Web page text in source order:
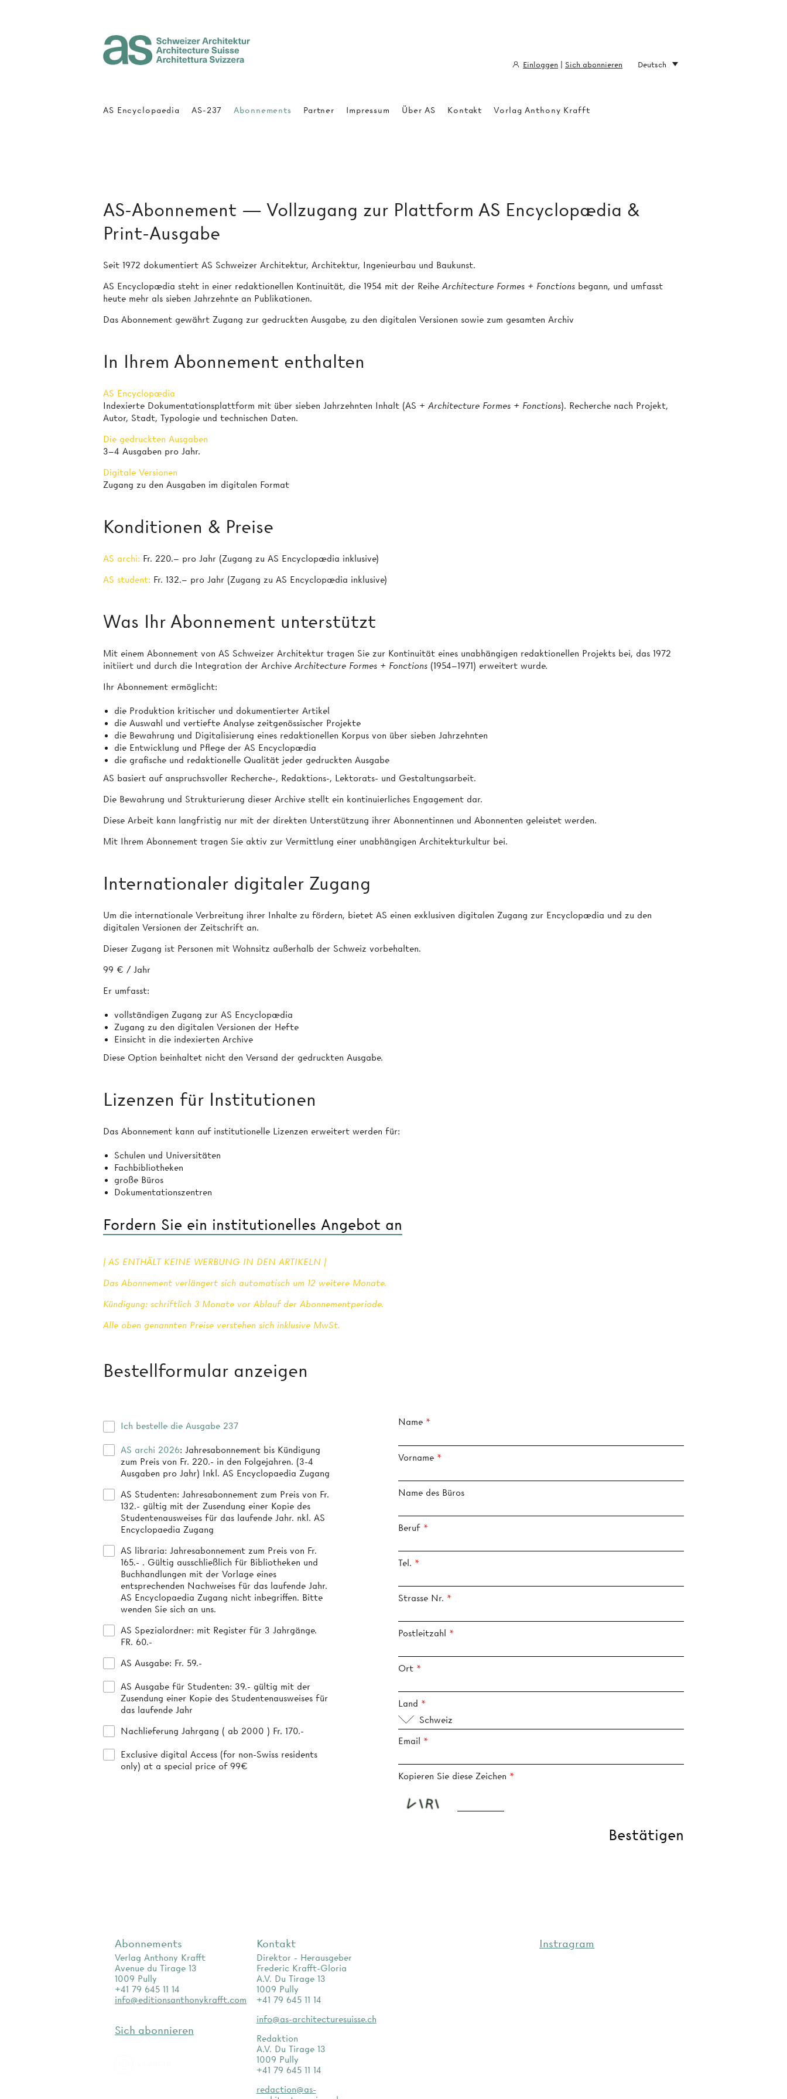
AS-Abonnement — Vollzugang zur Plattform AS Encyclopædia &
Print-Ausgabe
Seit 1972 dokumentiert AS Schweizer Architektur, Architektur, Ingenieurbau und Baukunst.
AS Encyclopædia steht in einer redaktionellen Kontinuität, die 1954 mit der Reihe Architecture Formes + Fonctions begann, und umfasst
heute mehr als sieben Jahrzehnte an Publikationen.
Das Abonnement gewährt Zugang zur gedruckten Ausgabe, zu den digitalen Versionen sowie zum gesamten Archiv
In Ihrem Abonnement enthalten
AS Encyclopædia
Indexierte Dokumentationsplattform mit über sieben Jahrzehnten Inhalt (AS + Architecture Formes + Fonctions). Recherche nach Projekt,
Autor, Stadt, Typologie und technischen Daten.
Die gedruckten Ausgaben
3–4 Ausgaben pro Jahr.
Digitale Versionen
Zugang zu den Ausgaben im digitalen Format
Konditionen & Preise
AS archi: Fr. 220.– pro Jahr (Zugang zu AS Encyclopædia inklusive)
AS student: Fr. 132.– pro Jahr (Zugang zu AS Encyclopædia inklusive)
Was Ihr Abonnement unterstützt
Mit einem Abonnement von AS Schweizer Architektur tragen Sie zur Kontinuität eines unabhängigen redaktionellen Projekts bei, das 1972
initiiert und durch die Integration der Archive Architecture Formes + Fonctions (1954–1971) erweitert wurde.
Ihr Abonnement ermöglicht:
die Produktion kritischer und dokumentierter Artikel
die Auswahl und vertiefte Analyse zeitgenössischer Projekte
die Bewahrung und Digitalisierung eines redaktionellen Korpus von über sieben Jahrzehnten
die Entwicklung und Pflege der AS Encyclopædia
die grafische und redaktionelle Qualität jeder gedruckten Ausgabe
AS basiert auf anspruchsvoller Recherche-, Redaktions-, Lektorats- und Gestaltungsarbeit.
Die Bewahrung und Strukturierung dieser Archive stellt ein kontinuierliches Engagement dar.
Diese Arbeit kann langfristig nur mit der direkten Unterstützung ihrer Abonnentinnen und Abonnenten geleistet werden.
Mit Ihrem Abonnement tragen Sie aktiv zur Vermittlung einer unabhängigen Architekturkultur bei.
Internationaler digitaler Zugang
Um die internationale Verbreitung ihrer Inhalte zu fördern, bietet AS einen exklusiven digitalen Zugang zur Encyclopædia und zu den
digitalen Versionen der Zeitschrift an.
Dieser Zugang ist Personen mit Wohnsitz außerhalb der Schweiz vorbehalten.
99 € / Jahr
Er umfasst:
vollständigen Zugang zur AS Encyclopædia
Zugang zu den digitalen Versionen der Hefte
Einsicht in die indexierten Archive
Diese Option beinhaltet nicht den Versand der gedruckten Ausgabe.
Lizenzen für Institutionen
Das Abonnement kann auf institutionelle Lizenzen erweitert werden für:
Schulen und Universitäten
Fachbibliotheken
große Büros
Dokumentationszentren
Fordern Sie ein institutionelles Angebot an
| AS ENTHÄLT KEINE WERBUNG IN DEN ARTIKELN |
Das Abonnement verlängert sich automatisch um 12 weitere Monate.
Kündigung: schriftlich 3 Monate vor Ablauf der Abonnementperiode.
Alle oben genannten Preise verstehen sich inklusive MwSt.
Bestellformular anzeigen
Ich bestelle die Ausgabe 237
AS archi 2026: Jahresabonnement bis Kündigung
zum Preis von Fr. 220.- in den Folgejahren. (3-4
Ausgaben pro Jahr) Inkl. AS Encyclopaedia Zugang
AS Studenten: Jahresabonnement zum Preis von Fr.
132.- gültig mit der Zusendung einer Kopie des
Studentenausweises für das laufende Jahr. nkl. AS
Encyclopaedia Zugang
AS libraria: Jahresabonnement zum Preis von Fr.
165.- . Gültig ausschließlich für Bibliotheken und
Buchhandlungen mit der Vorlage eines
entsprechenden Nachweises für das laufende Jahr.
AS Encyclopaedia Zugang nicht inbegriffen. Bitte
wenden Sie sich an uns.
AS Spezialordner: mit Register für 3 Jahrgänge.
FR. 60.-
AS Ausgabe: Fr. 59.-
AS Ausgabe für Studenten: 39.- gültig mit der
Zusendung einer Kopie des Studentenausweises für
das laufende Jahr
Nachlieferung Jahrgang ( ab 2000 ) Fr. 170.-
Exclusive digital Access (for non-Swiss residents
only) at a special price of 99€
Name
Vorname
Name des Büros
Beruf
Tel.
Strasse Nr.
Postleitzahl
Ort
Land
Schweiz
Email
Kopieren Sie diese Zeichen
AS Encyclopaedia AS-237 Abonnements Partner Impressum Über AS Kontakt Vorlag Anthony Krafft
Einloggen Sich abonnieren Deutsch
Abonnements
Verlag Anthony Krafft
Avenue du Tirage 13
1009 Pully
+41 79 645 11 14
info@editionsanthonykrafft.com
Sich abonnieren
Kontakt
Direktor - Herausgeber
Frederic Krafft-Gloria
A.V. Du Tirage 13
1009 Pully
+41 79 645 11 14
info@as-architecturesuisse.ch
Redaktion
A.V. Du Tirage 13
1009 Pully
+41 79 645 11 14
redaction@as-
Instragram